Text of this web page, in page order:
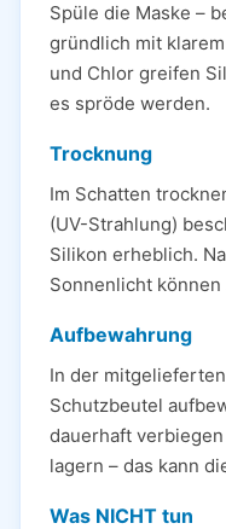
Spüle die Maske –
gründlich mit
und Chlor greifen
es spröde werden.
Trocknung
Im Schatten
(UV-Strahlung)
Silikon erheblich.
Sonnenlicht
Aufbewahrung
In der
Schutzbeutel
dauerhaft
lagern – das kann
Was NICHT tun